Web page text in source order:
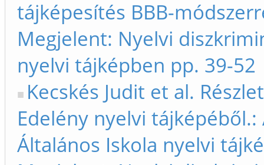
tájképesítés BBB-
Megjelent: Nyelvi
nyelvi tájképben pp. 39-52
Kecskés Judit et al.
Edelény nyelvi tájképéből.:
Általános Iskola nyelvi